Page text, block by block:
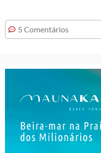
5 Comentários